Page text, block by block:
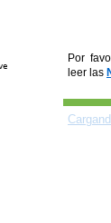
Por
leer las